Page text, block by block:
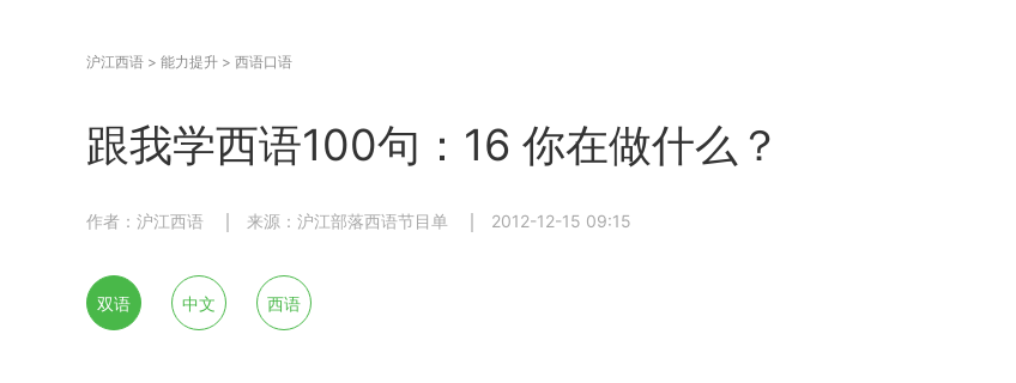
沪江西语 > 能力提升 > 西语口语
跟我学西语100句：16 你在做什么？
作者：沪江西语 来源：沪江部落西语节目单 2012-12-15 09:15
双语 中文 西语